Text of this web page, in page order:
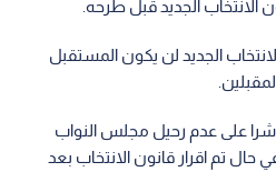
الانتخاب الجديد قبل طرحه.
الجديد لن يكون المستقبل
على عدم رحيل مجلس النواب
حال تم اقرار قانون الانتخاب بعد